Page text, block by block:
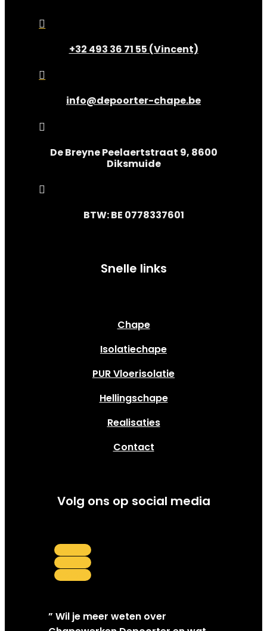

+32 493 36 71 55 (Vincent)

info@depoorter-chape.be

De Breyne Peelaertstraat 9, 8600
Diksmuide

BTW: BE 0778337601
Snelle links
Chape
Isolatiechape
PUR Vloerisolatie
Hellingschape
Realisaties
Contact
Volg ons op social media
” Wil je meer weten over